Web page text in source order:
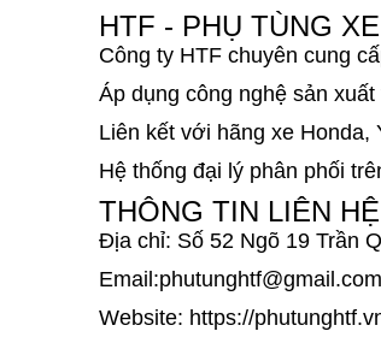
HTF - PHỤ TÙNG
Công ty HTF chuyên cung
Áp dụng công nghệ sản
Liên kết với hãng xe Honda,
Hệ thống đại lý phân phối
THÔNG TIN LIÊN HỆ
Địa chỉ: Số 52 Ngõ 19 Trần
Email:phutunghtf@gmail.com
Website: https://